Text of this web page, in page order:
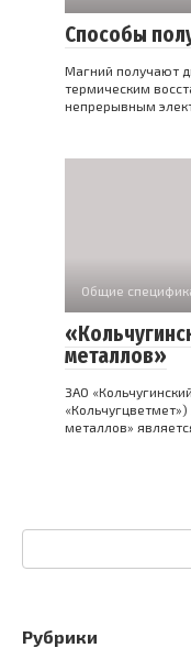
Способы
Магний получают
термическим
непрерывным
Общие
металлов»
ЗАО
металлов»
Поиск:
Рубрики